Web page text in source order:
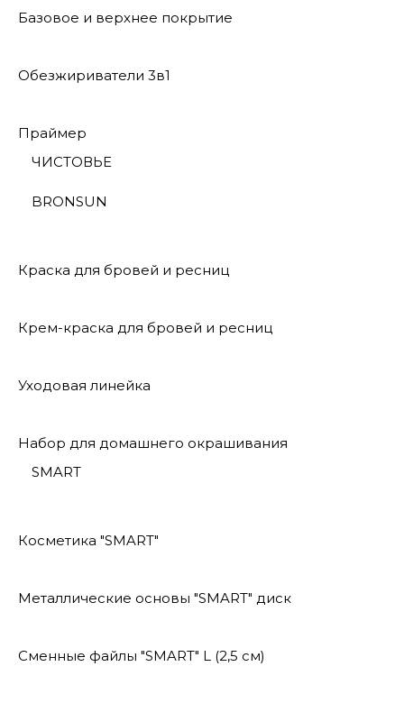
Базовое и верхнее покрытие
Обезжириватели 3в1
Праймер
ЧИСТОВЬЕ
BRONSUN
Краска для бровей и ресниц
Крем-краска для бровей и ресниц
Уходовая линейка
Набор для домашнего окрашивания
SMART
Косметика "SMART"
Металлические основы "SMART" диск
Сменные файлы "SMART" L (2,5 см)